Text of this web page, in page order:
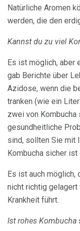
Natürliche Aromen
werden, die den
Kannst du zu viel
Es ist möglich, aber
gab Berichte über
Azidose, wenn die
tranken (wie ein
zwei von
gesundheitliche
sind, sollten Sie mit
Kombucha sicher ist
Es ist auch möglich,
nicht richtig
Krankheit führt.
Ist rohes Kombucha